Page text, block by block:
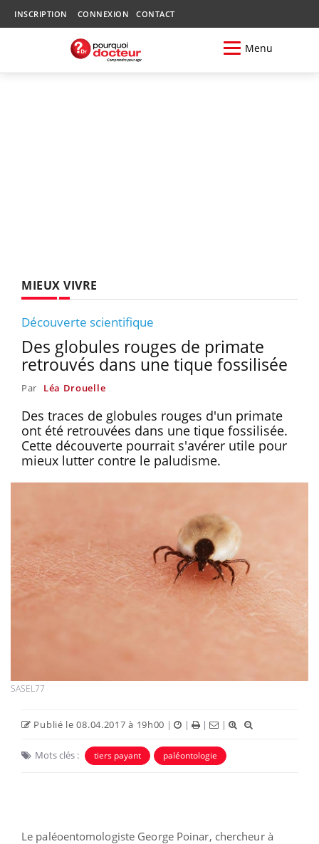
INSCRIPTION CONNEXION CONTACT
Menu
MIEUX VIVRE
Découverte scientifique
Des globules rouges de primate
retrouvés dans une tique fossilisée
Par Léa Drouelle
Des traces de globules rouges d'un primate
ont été retrouvées dans une tique fossilisée.
Cette découverte pourrait s'avérer utile pour
mieux lutter contre le paludisme.
SASEL77
Publié le 08.04.2017 à 19h00 | | | |
Mots clés : tiers payant paléontologie
Le paléoentomologiste George Poinar, chercheur à